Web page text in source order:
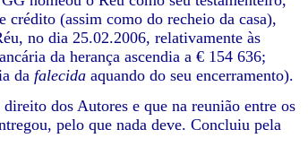
(assim como do recheio da casa),
no dia 25.02.2006, relativamente às
da herança ascendia a € 154 636;
da falecida aquando do seu encerramento).
dos Autores e que na reunião entre os
pelo que nada deve. Concluiu pela